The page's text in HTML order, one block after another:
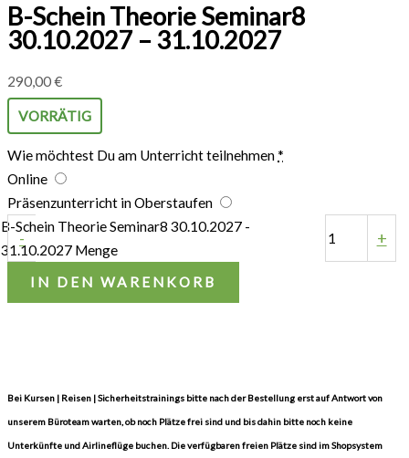
B-Schein Theorie Seminar8
30.10.2027 – 31.10.2027
290,00€
VORRÄTIG
Wie möchtest Du am Unterricht teilnehmen*
Online
Präsenzunterricht in Oberstaufen
-
B-Schein Theorie Seminar8 30.10.2027 -
31.10.2027 Menge
+
IN DEN WARENKORB
Bei Kursen | Reisen | Sicherheitstrainings bitte nach der Bestellung erst auf Antwort von
unserem Büroteam warten, ob noch Plätze frei sind und bis dahin bitte noch keine
Unterkünfte und Airlineflüge buchen. Die verfügbaren freien Plätze sind im Shopsystem